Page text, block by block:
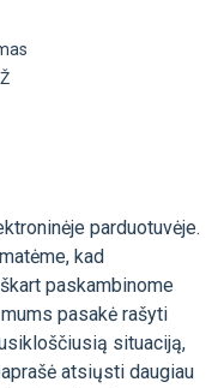
parduotuvėje.
kad
paskambinome
pasakė rašyti
situaciją,
atsiųsti daugiau